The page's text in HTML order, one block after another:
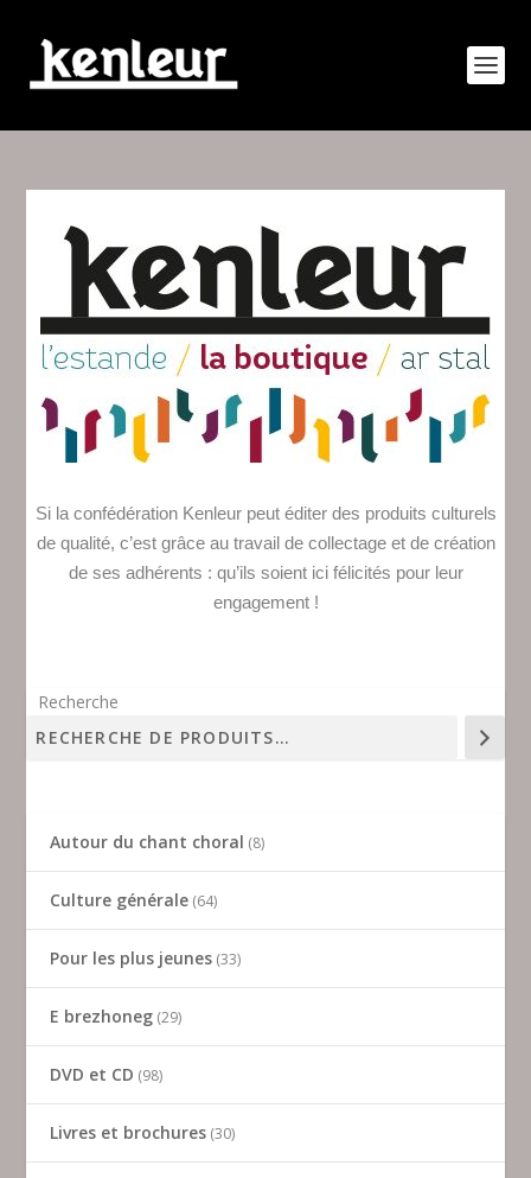
Si la confédération Kenleur peut éditer des produits culturels
de qualité, c’est grâce au travail de collectage et de création
de ses adhérents : qu’ils soient ici félicités pour leur
engagement !
Recherche
Autour du chant choral 8
Culture générale 64
Pour les plus jeunes 33
E brezhoneg 29
DVD et CD 98
Livres et brochures 30